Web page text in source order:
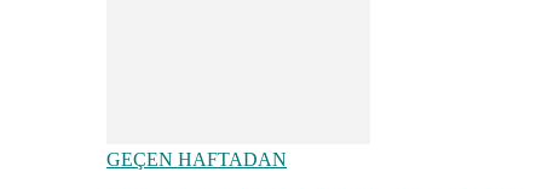
GEÇEN HAFTADAN